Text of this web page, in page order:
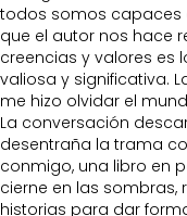
todos somos capaces
que el autor nos hace
creencias y valores es
valiosa y significativa.
me hizo olvidar el
La conversación
desentraña la trama
conmigo, una libro en
cierne en las
historias para dar